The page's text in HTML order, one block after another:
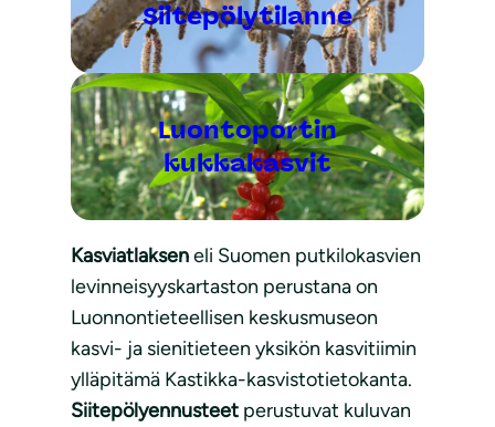
Siitepölytilanne
Luontoportin
kukkakasvit
Kasviatlakseneli Suomen putkilokasvien
levinneisyyskartaston perustana on
Luonnontieteellisen keskusmuseon
kasvi- ja sienitieteen yksikön kasvitiimin
ylläpitämä Kastikka-kasvistotietokanta.
Siitepölyennusteet perustuvat kuluvan